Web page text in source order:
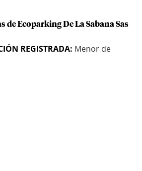
de Ecoparking De La Sabana Sas
REGISTRADA: Menor de